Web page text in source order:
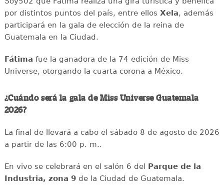
por distintos puntos del país, entre ellos Xela, además
participará en la gala de elección de la reina de
Guatemala en la Ciudad.
Fátima fue la ganadora de la 74 edición de Miss
Universe, otorgando la cuarta corona a México.
¿Cuándo será la gala de Miss Universe Guatemala
2026?
La final de llevará a cabo el sábado 8 de agosto de 2026
a partir de las 6:00 p. m..
En vivo se celebrará en el salón 6 del Parque de la
Industria, zona 9de la Ciudad de Guatemala.